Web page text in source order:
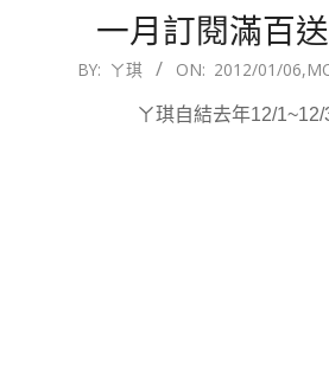
一月訂閱滿百
2012-
BY: ㄚ琪 ON: 2012/01/06
ㄚ琪自結去年12/